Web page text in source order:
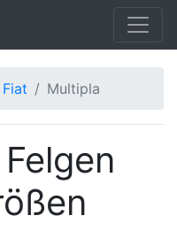
Fiat Multipla